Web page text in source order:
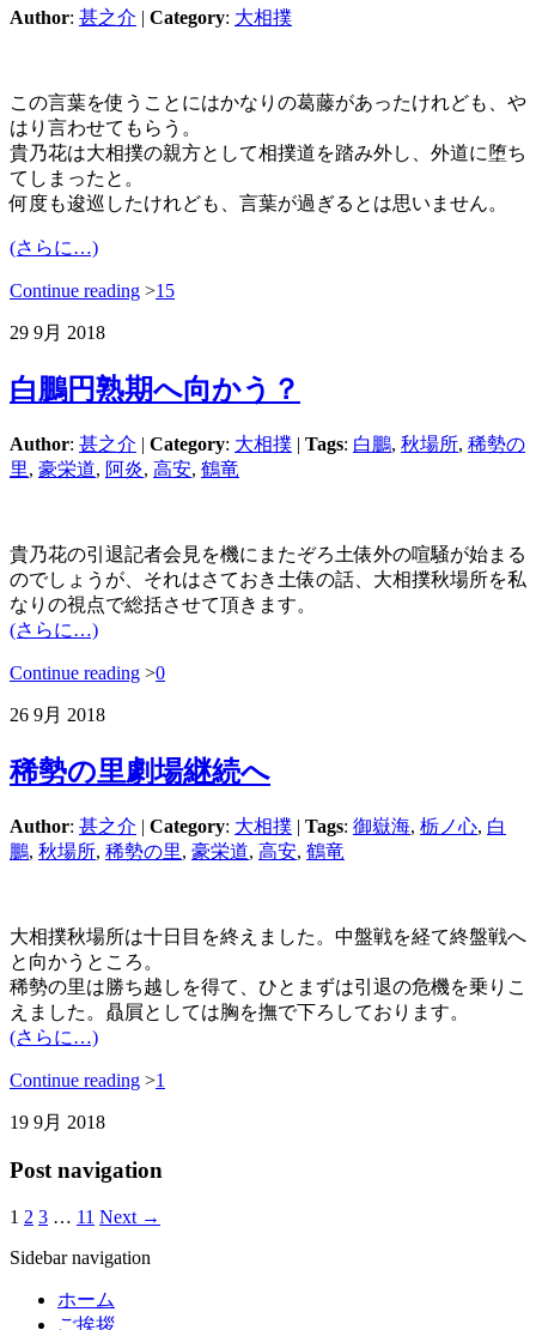
Author: 甚之介 | Category: 大相撲
この言葉を使うことにはかなりの葛藤があったけれども、や
はり言わせてもらう。
貴乃花は大相撲の親方として相撲道を踏み外し、外道に堕ち
てしまったと。
何度も逡巡したけれども、言葉が過ぎるとは思いません。
(さらに…)
Continue reading >15
29 9月 2018
白鵬円熟期へ向かう？
Author: 甚之介 | Category: 大相撲 | Tags: 白鵬, 秋場所, 稀勢の
里, 豪栄道, 阿炎, 高安, 鶴竜
貴乃花の引退記者会見を機にまたぞろ土俵外の喧騒が始まる
のでしょうが、それはさておき土俵の話、大相撲秋場所を私
なりの視点で総括させて頂きます。
(さらに…)
Continue reading >0
26 9月 2018
稀勢の里劇場継続へ
Author: 甚之介 | Category: 大相撲 | Tags: 御嶽海, 栃ノ心, 白
鵬, 秋場所, 稀勢の里, 豪栄道, 高安, 鶴竜
大相撲秋場所は十日目を終えました。中盤戦を経て終盤戦へ
と向かうところ。
稀勢の里は勝ち越しを得て、ひとまずは引退の危機を乗りこ
えました。贔屓としては胸を撫で下ろしております。
(さらに…)
Continue reading >1
19 9月 2018
Post navigation
1 2 3 … 11 Next →
Sidebar navigation
ホーム
ご挨拶